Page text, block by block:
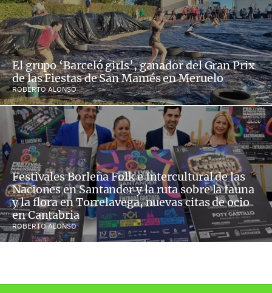
El grupo ‘Barceló girls’, ganador del Gran Prix
de las Fiestas de San Mamés en Meruelo
ROBERTO ALONSO
Festivales Borleña Folk e Intercultural de las
Naciones en Santander y la ruta sobre la fauna
y la flora en Torrelavega, nuevas citas de ocio
en Cantabria
ROBERTO ALONSO